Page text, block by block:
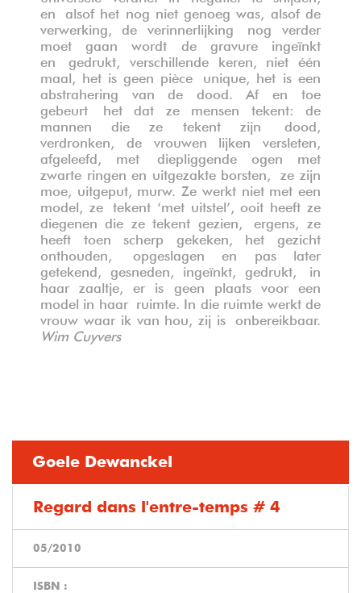
en alsof het nog niet genoeg was, alsof de
verwerking, de verinnerlijking nog verder
moet gaan wordt de gravure ingeïnkt
en gedrukt, verschillende keren, niet één
maal, het is geen pièce unique, het is een
abstrahering van de dood. Af en toe
gebeurt het dat ze mensen tekent: de
mannen die ze tekent zijn dood,
verdronken, de vrouwen lijken versleten,
afgeleefd, met diepliggende ogen met
zwarte ringen en uitgezakte borsten, ze zijn
moe, uitgeput, murw. Ze werkt niet met een
model, ze tekent ‘met uitstel’, ooit heeft ze
diegenen die ze tekent gezien, ergens, ze
heeft toen scherp gekeken, het gezicht
onthouden, opgeslagen en pas later
getekend, gesneden, ingeïnkt, gedrukt, in
haar zaaltje, er is geen plaats voor een
model in haar ruimte. In die ruimte werkt de
vrouw waar ik van hou, zij is onbereikbaar.
Wim Cuyvers
Goele Dewanckel
Regard dans l'entre-temps # 4
05/2010
ISBN :